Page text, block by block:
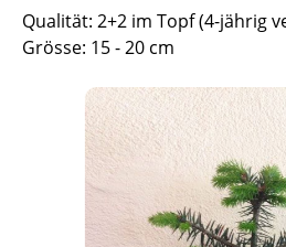
Qualität: 2+2 im Topf (4-jährig
Grösse: 15 - 20 cm